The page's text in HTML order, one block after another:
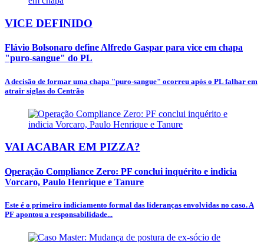
VICE DEFINIDO
Flávio Bolsonaro define Alfredo Gaspar para vice em chapa
"puro-sangue" do PL
A decisão de formar uma chapa "puro-sangue" ocorreu após o PL falhar em
atrair siglas do Centrão
VAI ACABAR EM PIZZA?
Operação Compliance Zero: PF conclui inquérito e indicia
Vorcaro, Paulo Henrique e Tanure
Este é o primeiro indiciamento formal das lideranças envolvidas no caso. A
PF apontou a responsabilidade...